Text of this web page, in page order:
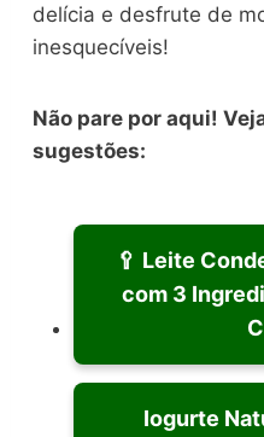
delícia e desfrute de
inesquecíveis!
Não pare por aqui!
sugestões:
🥄 Leite
com 3
Iogurte